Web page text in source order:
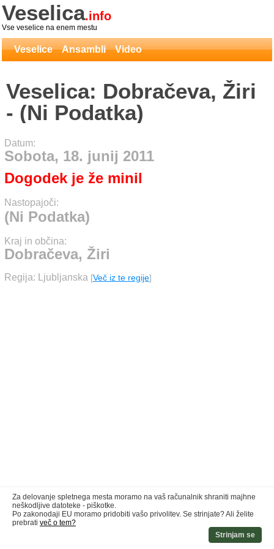
Veselica.info
Vse veselice na enem mestu
Veselice Ansambli Video
Veselica: Dobračeva, Žiri
- (Ni Podatka)
Datum:
Sobota, 18. junij 2011
Dogodek je že minil
Nastopajoči:
(Ni Podatka)
Kraj in občina:
Dobračeva, Žiri
Regija: Ljubljanska [Več iz te regije]
Za delovanje spletnega mesta moramo na vaš računalnik shraniti majhne
neškodljive datoteke - piškotke.
Po zakonodaji EU moramo pridobiti vašo privolitev. Se strinjate? Ali želite
prebrati več o tem?
Strinjam se